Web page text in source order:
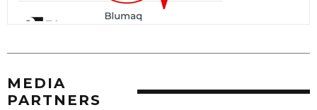
MEDIA
PARTNERS